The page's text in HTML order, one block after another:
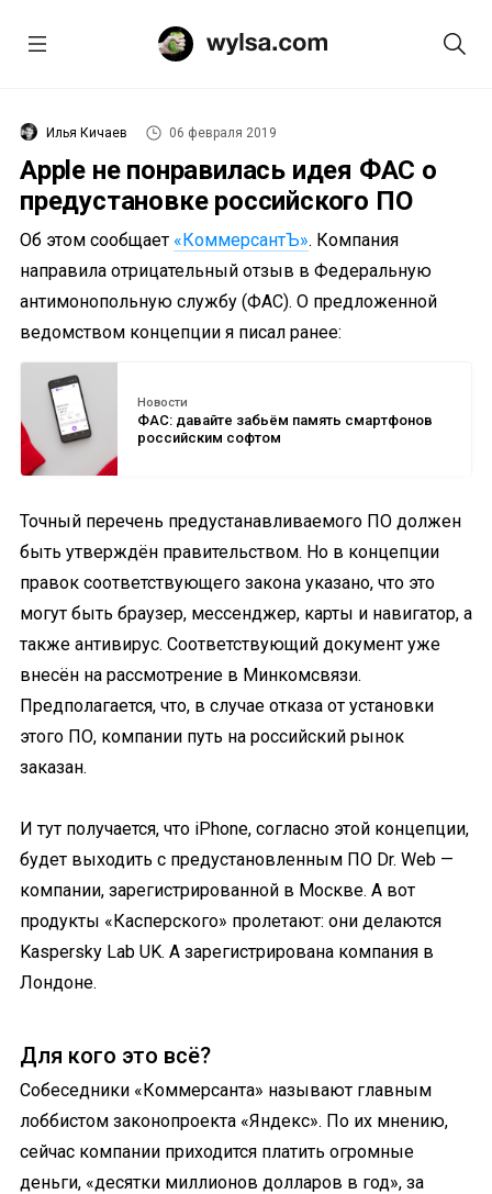
Илья Кичаев 06 февраля 2019
Apple не понравилась идея ФАС о
предустановке российского ПО
Об этом сообщает «КоммерсантЪ». Компания
направила отрицательный отзыв в Федеральную
антимонопольную службу (ФАС). О предложенной
ведомством концепции я писал ранее:
Новости
ФАС: давайте забьём память смартфонов
российским софтом
Точный перечень предустанавливаемого ПО должен
быть утверждён правительством. Но в концепции
правок соответствующего закона указано, что это
могут быть браузер, мессенджер, карты и навигатор, а
также антивирус. Соответствующий документ уже
внесён на рассмотрение в Минкомсвязи.
Предполагается, что, в случае отказа от установки
этого ПО, компании путь на российский рынок
заказан.
И тут получается, что iPhone, согласно этой концепции,
будет выходить с предустановленным ПО Dr. Web —
компании, зарегистрированной в Москве. А вот
продукты «Касперского» пролетают: они делаются
Kaspersky Lab UK. А зарегистрирована компания в
Лондоне.
Для кого это всё?
Собеседники «Коммерсанта» называют главным
лоббистом законопроекта «Яндекс». По их мнению,
сейчас компании приходится платить огромные
деньги, «десятки миллионов долларов в год», за